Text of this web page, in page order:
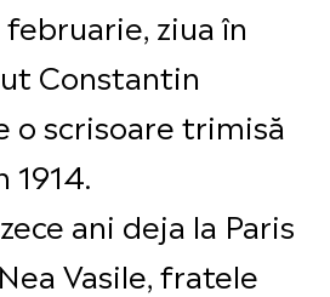
ziua în
Constantin
o scrisoare trimisă
1914.
ani deja la Paris
Vasile, fratele